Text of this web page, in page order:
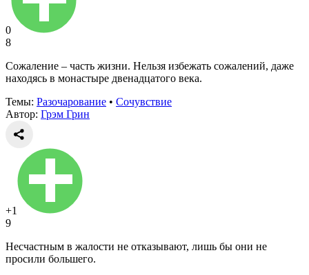
0
8
Сожаление – часть жизни. Нельзя избежать сожалений, даже
находясь в монастыре двенадцатого века.
Темы: Разочарование • Сочувствие
Автор: Грэм Грин
+1
9
Несчастным в жалости не отказывают, лишь бы они не
просили большего.